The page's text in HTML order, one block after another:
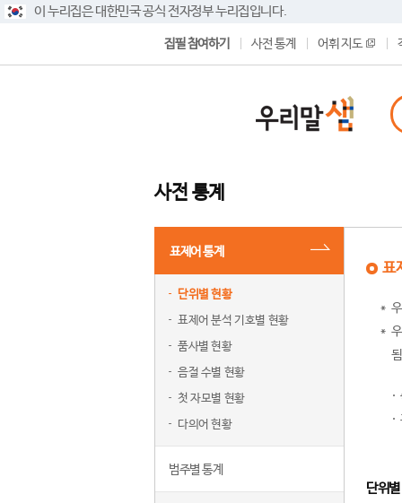
이 누리집은 대한민국 공식 전자정부 누리집입니다.
집필 참여하기 사전 통계 어휘 지도
사전 통계
표제어 통계
단위별 현황
표제어 분석 기호별 현황
품사별 현황
음절 수별 현황
첫 자모별 현황
다의어 현황
범주별 통계
표
단위